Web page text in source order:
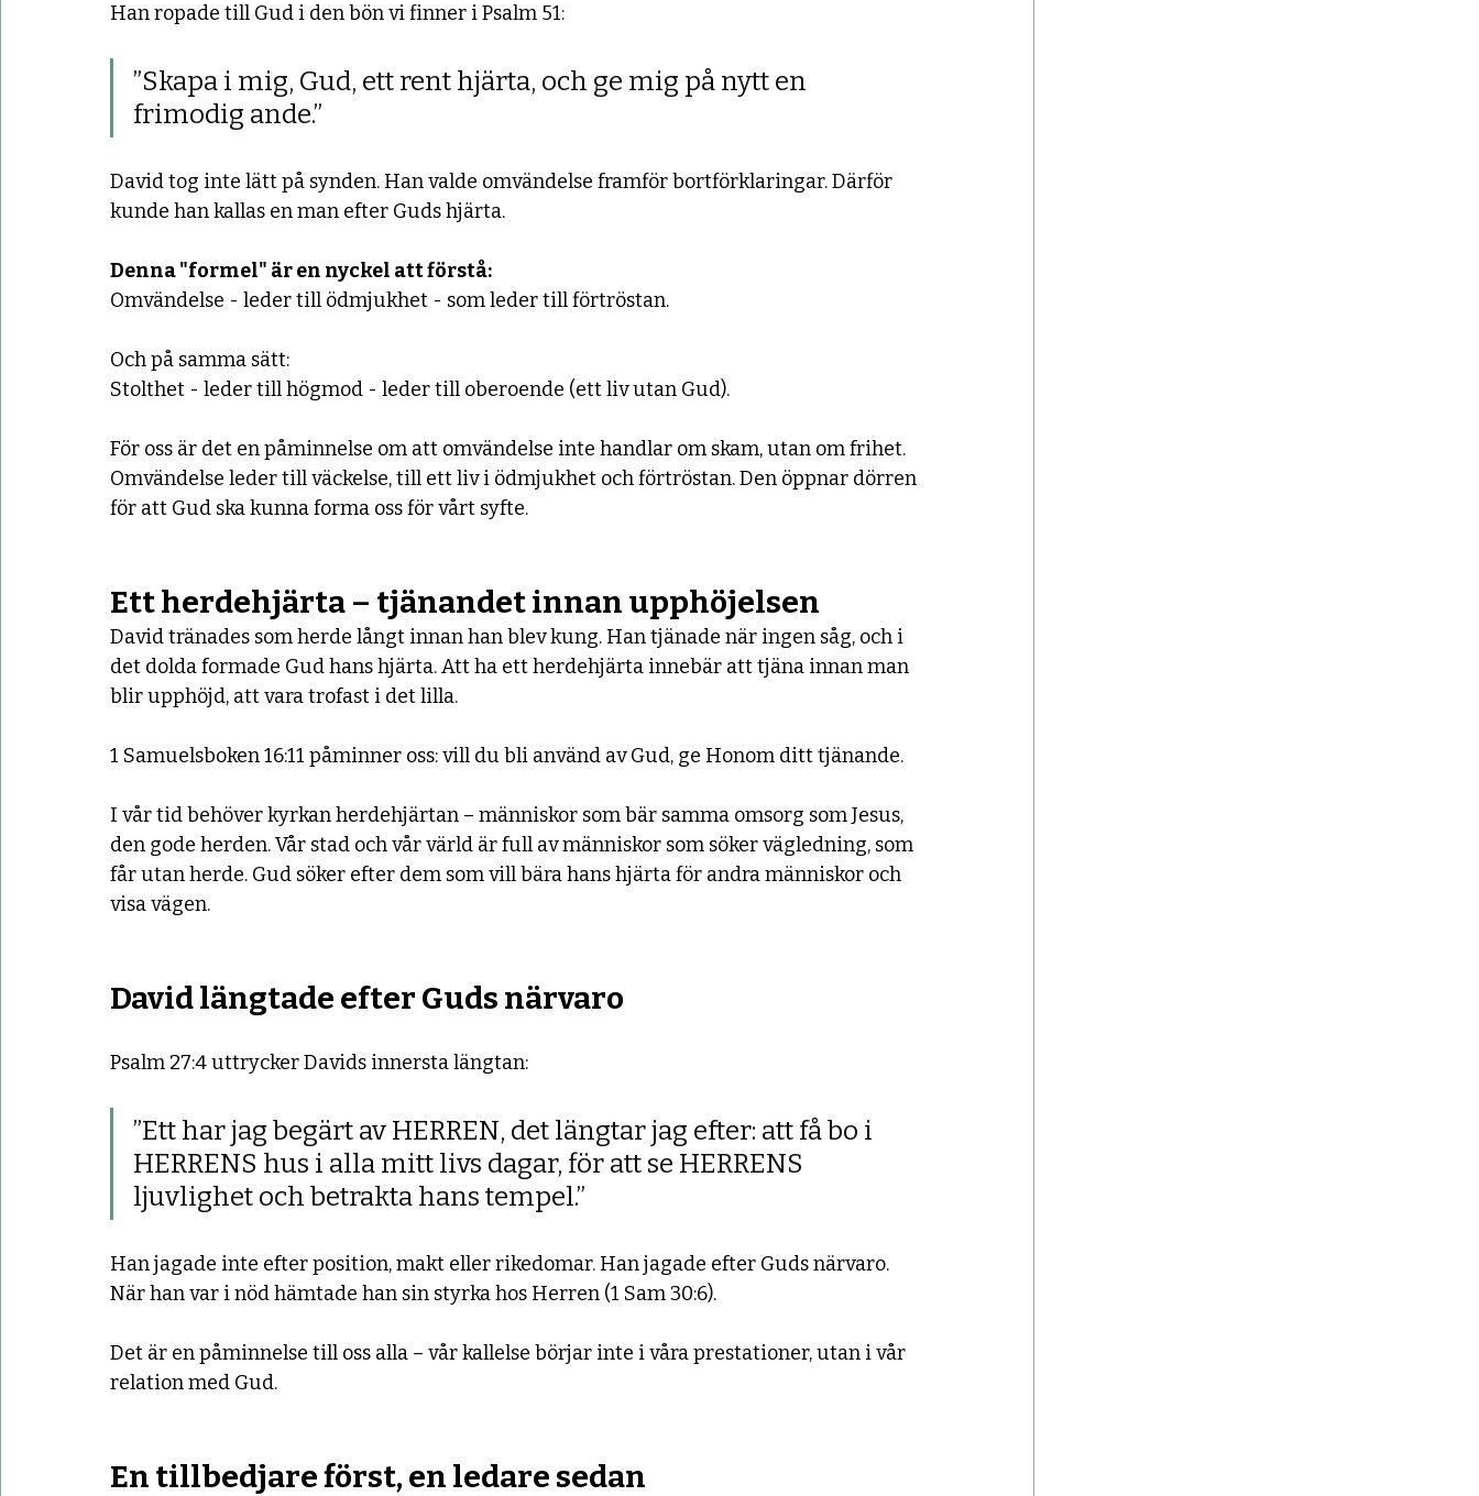
Han ropade till Gud i den bön vi finner i Psalm 51:
”Skapa i mig, Gud, ett rent hjärta, och ge mig på nytt en
frimodig ande.”
David tog inte lätt på synden. Han valde omvändelse framför bortförklaringar. Därför
kunde han kallas en man efter Guds hjärta.
Denna "formel" är en nyckel att förstå:
Omvändelse - leder till ödmjukhet - som leder till förtröstan.
Och på samma sätt:
Stolthet - leder till högmod - leder till oberoende (ett liv utan Gud).
För oss är det en påminnelse om att omvändelse inte handlar om skam, utan om frihet.
Omvändelse leder till väckelse, till ett liv i ödmjukhet och förtröstan. Den öppnar dörren
för att Gud ska kunna forma oss för vårt syfte.
Ett herdehjärta – tjänandet innan upphöjelsen
David tränades som herde långt innan han blev kung. Han tjänade när ingen såg, och i
det dolda formade Gud hans hjärta. Att ha ett herdehjärta innebär att tjäna innan man
blir upphöjd, att vara trofast i det lilla.
1 Samuelsboken 16:11 påminner oss: vill du bli använd av Gud, ge Honom ditt tjänande.
I vår tid behöver kyrkan herdehjärtan – människor som bär samma omsorg som Jesus,
den gode herden. Vår stad och vår värld är full av människor som söker vägledning, som
får utan herde. Gud söker efter dem som vill bära hans hjärta för andra människor och
visa vägen.
David längtade efter Guds närvaro
Psalm 27:4 uttrycker Davids innersta längtan:
”Ett har jag begärt av HERREN, det längtar jag efter: att få bo i
HERRENS hus i alla mitt livs dagar, för att se HERRENS
ljuvlighet och betrakta hans tempel.”
Han jagade inte efter position, makt eller rikedomar. Han jagade efter Guds närvaro.
När han var i nöd hämtade han sin styrka hos Herren (1 Sam 30:6).
Det är en påminnelse till oss alla – vår kallelse börjar inte i våra prestationer, utan i vår
relation med Gud.
En tillbedjare först, en ledare sedan